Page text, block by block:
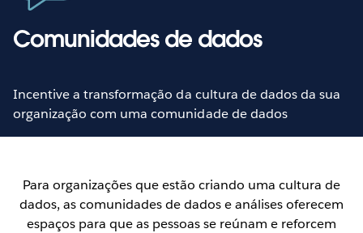
Comunidades de dados
Incentive a transformação da cultura de dados da sua
organização com uma comunidade de dados
Para organizações que estão criando uma cultura de
dados, as comunidades de dados e análises oferecem
espaços para que as pessoas se reúnam e reforcem